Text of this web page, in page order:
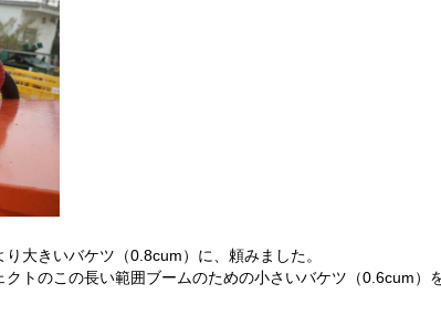
大きいバケツ（0.8cum）に、頼みました。
トのこの長い範囲ブームのための小さいバケツ（0.6cum）